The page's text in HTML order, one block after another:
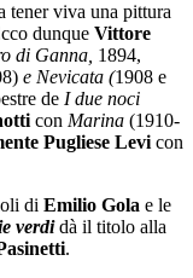
tener viva una pittura
dunque Vittore
di Ganna, 1894,
e Nevicata (1908 e
de I due noci
con Marina (1910-
Pugliese Levi con
di Emilio Gola e le
verdidà il titolo alla
.